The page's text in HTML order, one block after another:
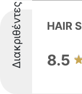
Διακριθέντες HAIR
8.5